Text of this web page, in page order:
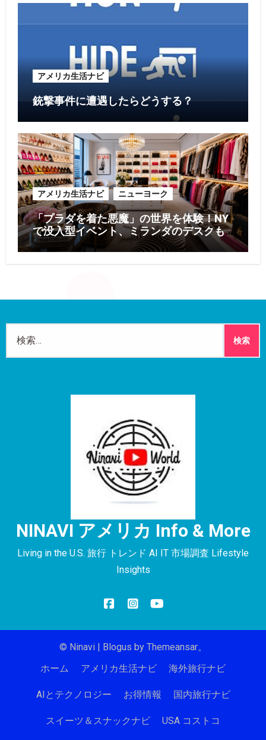
アメリカ生活ナビ
銃撃事件に遭遇したらどうする？
アメリカ生活ナビ ニューヨーク
「プラダを着た悪魔」の世界を体験！NY
で没入型イベント、ミランダのデスクも
再現
NINAVI アメリカ Info & More
Living in the U.S. 旅行 トレンド AI IT 市場調査 Lifestyle
Insights
© Ninavi | Blogus by Themeansar。
ホーム
アメリカ生活ナビ 海外旅行ナビ
AIとテクノロジー お得情報 国内旅行ナビ
スイーツ＆スナックナビ USA コストコ